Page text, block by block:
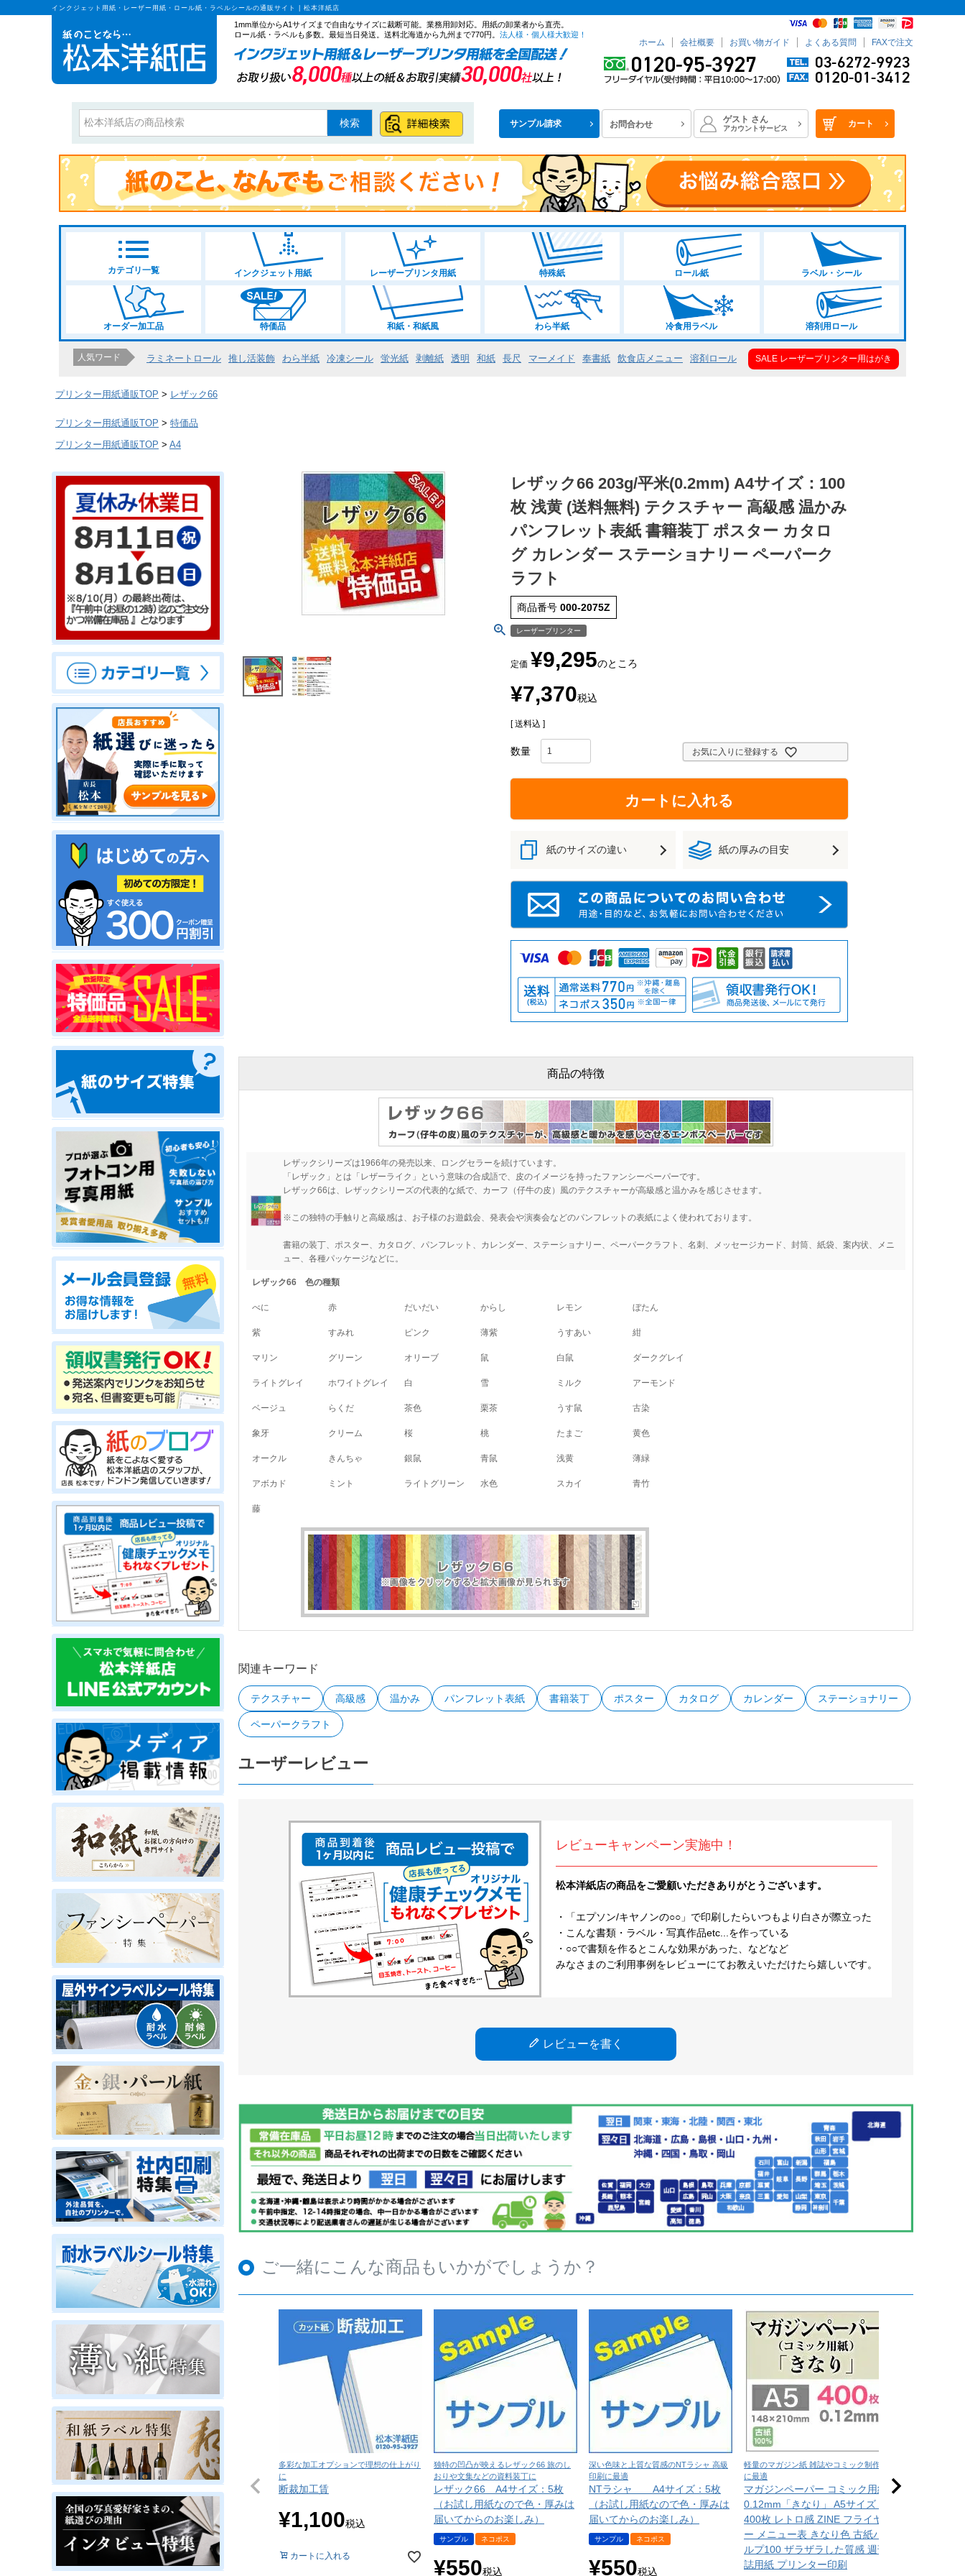
インクジェット用紙・レーザー用紙・ロール紙・ラベルシールの通販サイト | 松本洋紙店
1mm単位からA1サイズまで自由なサイズに裁断可能。業務用卸対応。用紙の卸業者から直売。
ロール紙・ラベルも多数。最短当日発送。送料北海道から九州まで770円。 法人様・個人様大歓迎！
ホーム 会社概要 お買い物ガイド よくある質問 FAXで注文
サンプル請求 お問合わせ ゲスト さん
アカウントサービス カート
検索
カテゴリ一覧 インクジェット用紙 レーザープリンタ用紙 特殊紙 ロール紙 ラベル・シール
オーダー加工品 特価品 和紙・和紙風 わら半紙 冷食用ラベル 溶剤用ロール
人気ワード ラミネートロール 推し活装飾 わら半紙 冷凍シール 蛍光紙 剥離紙 透明 和紙 長尺 マーメイド 奉書紙 飲食店メニュー 溶剤ロール SALE レーザープリンター用はがき
プリンター用紙通販TOP レザック66
プリンター用紙通販TOP
特価品
プリンター用紙通販TOP
A4
レザック66 203g/平米(0.2mm) A4サイズ：100
枚 浅黄 (送料無料) テクスチャー 高級感 温かみ
パンフレット表紙 書籍装丁 ポスター カタロ
グ カレンダー ステーショナリー ペーパーク
ラフト
商品番号 000-2075Z
レーザープリンター
定価 ¥9,295のところ
¥7,370税込
送料込
お気に入りに登録する
カートに入れる
紙のサイズの違い 紙の厚みの目安
商品の特徴
レザックシリーズは1966年の発売以来、ロングセラーを続けています。
「レザック」とは「レザーライク」という意味の合成語で、皮のイメージを持ったファンシーペーパーです。
レザック66は、レザックシリーズの代表的な紙で、カーフ（仔牛の皮）風のテクスチャーが高級感と温かみを感じさせます。
※この独特の手触りと高級感は、お子様のお遊戯会、発表会や演奏会などのパンフレットの表紙によく使われております。
書籍の装丁、ポスター、カタログ、パンフレット、カレンダー、ステーショナリー、ペーパークラフト、名刺、メッセージカード、封筒、紙袋、案内状、メニ
ュー、各種パッケージなどに。
レザック66 色の種類
べに 赤 だいだい からし レモン ぼたん
紫 すみれ ピンク 薄紫 うすあい 紺
マリン グリーン オリーブ 鼠 白鼠 ダークグレイ
ライトグレイ ホワイトグレイ 白 雪 ミルク アーモンド
ベージュ らくだ 茶色 栗茶 うす鼠 古染
象牙 クリーム 桜 桃 たまご 黄色
オークル きんちゃ 銀鼠 青鼠 浅黄 薄緑
アボカド ミント ライトグリーン 水色 スカイ 青竹
藤
関連キーワード
テクスチャー 高級感 温かみ パンフレット表紙 書籍装丁 ポスター カタログ カレンダー ステーショナリー
ペーパークラフト
ユーザーレビュー
レビューキャンペーン実施中！
松本洋紙店の商品をご愛顧いただきありがとうございます。
・「エプソン/キヤノンの○○」で印刷したらいつもより白さが際立った
・こんな書類・ラベル・写真作品etc...を作っている
・○○で書類を作るとこんな効果があった、などなど
みなさまのご利用事例をレビューにてお教えいただけたら嬉しいです。
レビューを書く
ご一緒にこんな商品もいかがでしょうか？
多彩な加工オプションで理想の仕上がり
に
断裁加工賃
¥1,100税込
カートに入れる
独特の凹凸が映えるレザック66 旅のし
おりや文集などの資料装丁に
レザック66 A4サイズ：5枚
（お試し用紙なので色・厚みは
届いてからのお楽しみ）
サンプル ネコポス
¥550税込
深い色味と上質な質感のNTラシャ 高級
印刷に最適
NTラシャ A4サイズ：5枚
（お試し用紙なので色・厚みは
届いてからのお楽しみ）
サンプル ネコポス
¥550税込
軽量のマガジン紙 雑誌やコミック制作
に最適
マガジンペーパー コミック用紙
0.12mm「きなり」 A5サイズ：
400枚 レトロ感 ZINE フライヤ
ー メニュー表 きなり色 古紙パ
ルプ100 ザラザラした質感 週刊
誌用紙 プリンター印刷
印画紙＞ 170